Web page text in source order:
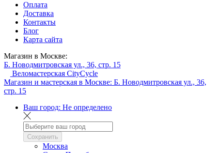
Оплата
Доставка
Контакты
Блог
Карта сайта
Магазин в Москве:
Б. Новодмитровская ул., 36, стр. 15
Веломастерская CityCycle
Магазин и мастерская в Москве: Б. Новодмитровская ул., 36,
стр. 15
Ваш город: Не определено
Сохранить
Москва